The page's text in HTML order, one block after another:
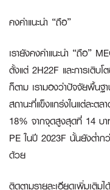
คงคำแนะนำ “ถือ”
เรายังคงคำแนะนำ “ถือ”
ตั้งแต่ 2H22F และการเติบโ
ก็ตาม เรามองว่าปัจจัยพื้นฐ
สถานะที่แข็งแกร่งในแต่ละต
18% จากจุดสูงสุดที่ 14 บ
PE ในปี 2023F นั้นยังต่ำ
ด้วย
ติดตามรายละเอียดเพิ่มเติม